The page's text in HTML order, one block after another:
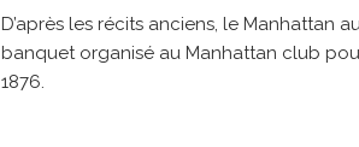
D’après les récits anciens, le Manhattan
banquet organisé au Manhattan club
1876.